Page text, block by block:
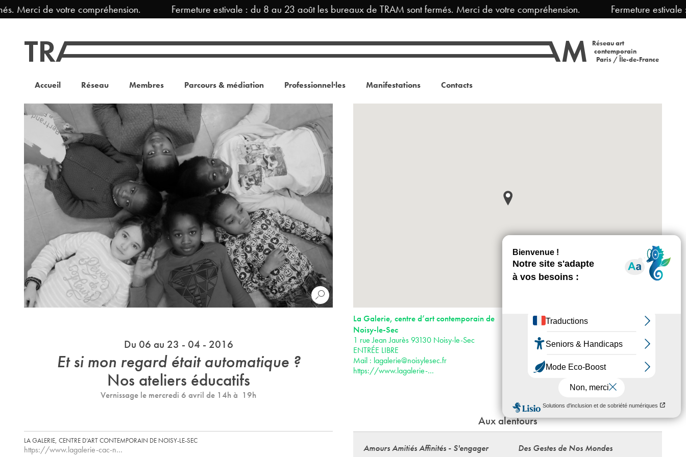
Merci de votre compréhension. Fermeture estivale : du 8 au 23 août les bureaux de TRAM sont fermés. Merci de votre compréhension. Fermeture estivale
Réseau art
contemporain
Paris / Île-de-France
Accueil Réseau Membres Parcours & médiation Professionnel·les Manifestations Contacts
Du 06 au 23 - 04 - 2016
Et si mon regard était automatique ?
Nos ateliers éducatifs
Vernissage le mercredi 6 avril de 14h à 19h
LA GALERIE, CENTRE D’ART CONTEMPORAIN DE NOISY-LE-SEC
https://www.lagalerie-cac-n…
La Galerie, centre d’art contemporain de
Noisy-le-Sec
1 rue Jean Jaurès 93130 Noisy-le-Sec
ENTRÉE LIBRE
Mail : lagalerie@noisylesec.fr
https://www.lagalerie-…
Horaires : Mercredi-vendredi : 14h-18h.
Samedi : 14h-19h. Fermeture les jours fériés
Accès :
· RER E
· Tram T1
· Bus 105, 145
ou Porte de Pantin direction Noisy-le-Sec
Aux alentours
Amours Amitiés Affinités - S'engager Des Gestes de Nos Mondes